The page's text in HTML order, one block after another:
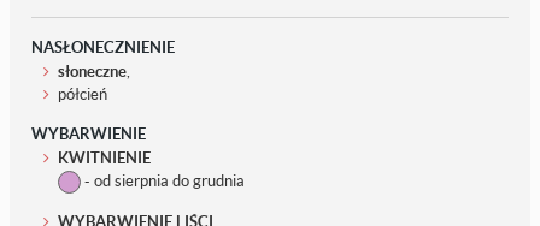
NASŁONECZNIENIE
słoneczne,
półcień
WYBARWIENIE
KWITNIENIE
- od sierpnia do grudnia
WYBARWIENIE LIŚCI